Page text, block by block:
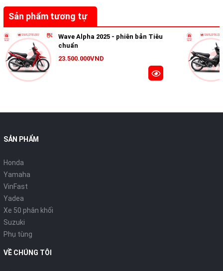
quan sát một cách dễ dàng và thuận tiện. Hệ thống đèn hiển
thị trên mặt đồng hồ nổi bật, dễ quan sát khi di chuyển.
TIỆN ÍCH VÀ AN TOÀN
Đèn chiếu sáng phía trước luôn bật
sáng khi xe vận hành
Chế độ đèn luôn sáng đảm bảo cho người sử dụng có tầm nhìn
tốt nhất. Bên cạnh đó, khả năng nhận diện của xe khi di chuyển
Sản phẩm tương tự
Wave Alpha 2025 - phiên bản Tiêu
chuẩn
23.500.000VND
SẢN PHẨM
Honda
Yamaha
VinFast
Yadea
Xe 50 phân khối
Suzuki
Phụ tùng
VỀ CHÚNG TÔI